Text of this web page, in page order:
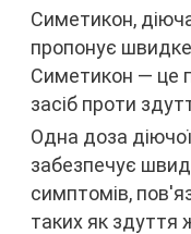
Симетикон,
пропонує
Симетикон — це
засіб проти
Одна доза
забезпечує
симптомів,
таких як здуття